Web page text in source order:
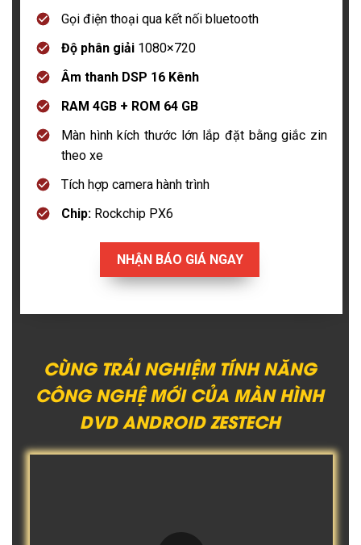
NHẬN BÁO GIÁ NGAY
Chip: Rockchip PX6
Gọi điện thoại qua kết nối bluetooth
Tích hợp camera hành trình
Màn hình kích thước lớn lắp đặt bằng giắc zin
theo xe
Độ phân giải 1080×720
RAM 4GB + ROM 64 GB
Âm thanh DSP 16 Kênh
CÙNG TRẢI NGHIỆM TÍNH NĂNG
CÔNG NGHỆ MỚI CỦA MÀN HÌNH
DVD ANDROID ZESTECH